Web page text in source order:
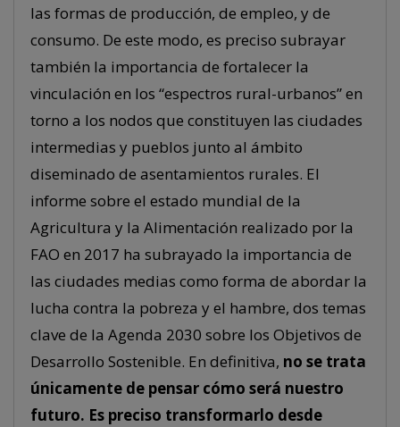
las formas de producción, de empleo, y de
consumo. De este modo, es preciso subrayar
también la importancia de fortalecer la
vinculación en los “espectros rural-urbanos” en
torno a los nodos que constituyen las ciudades
intermedias y pueblos junto al ámbito
diseminado de asentamientos rurales. El
informe sobre el estado mundial de la
Agricultura y la Alimentación realizado por la
FAO en 2017 ha subrayado la importancia de
las ciudades medias como forma de abordar la
lucha contra la pobreza y el hambre, dos temas
clave de la Agenda 2030 sobre los Objetivos de
Desarrollo Sostenible. En definitiva, no se trata
únicamente de pensar cómo será nuestro
futuro. Es preciso transformarlo desde